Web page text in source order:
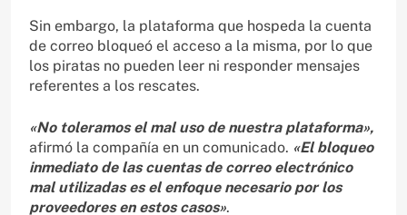
Sin embargo, la plataforma que hospeda la cuenta
de correo bloqueó el acceso a la misma, por lo que
los piratas no pueden leer ni responder mensajes
referentes a los rescates.
«No toleramos el mal uso de nuestra plataforma»,
afirmó la compañía en un comunicado. «El bloqueo
inmediato de las cuentas de correo electrónico
mal utilizadas es el enfoque necesario por los
proveedores en estos casos».